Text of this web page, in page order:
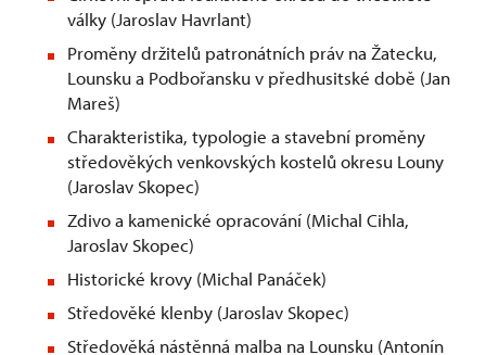
války (Jaroslav Havrlant)
Proměny držitelů patronátních práv na Žatecku,
Lounsku a Podbořansku v předhusitské době (Jan
Mareš)
Charakteristika, typologie a stavební proměny
středověkých venkovských kostelů okresu Louny
(Jaroslav Skopec)
Zdivo a kamenické opracování (Michal Cihla,
Jaroslav Skopec)
Historické krovy (Michal Panáček)
Středověké klenby (Jaroslav Skopec)
Středověká nástěnná malba na Lounsku (Antonín